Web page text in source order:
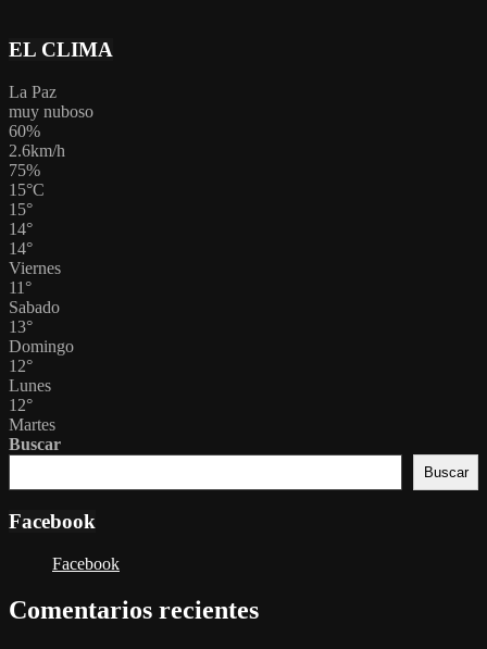
EL CLIMA
La Paz
muy nuboso
60%
2.6km/h
75%
15°C
15°
14°
14°
Viernes
11 °
Sabado
13°
Domingo
12°
Lunes
12°
Martes
Buscar
Buscar
Facebook
Facebook
Comentarios recientes